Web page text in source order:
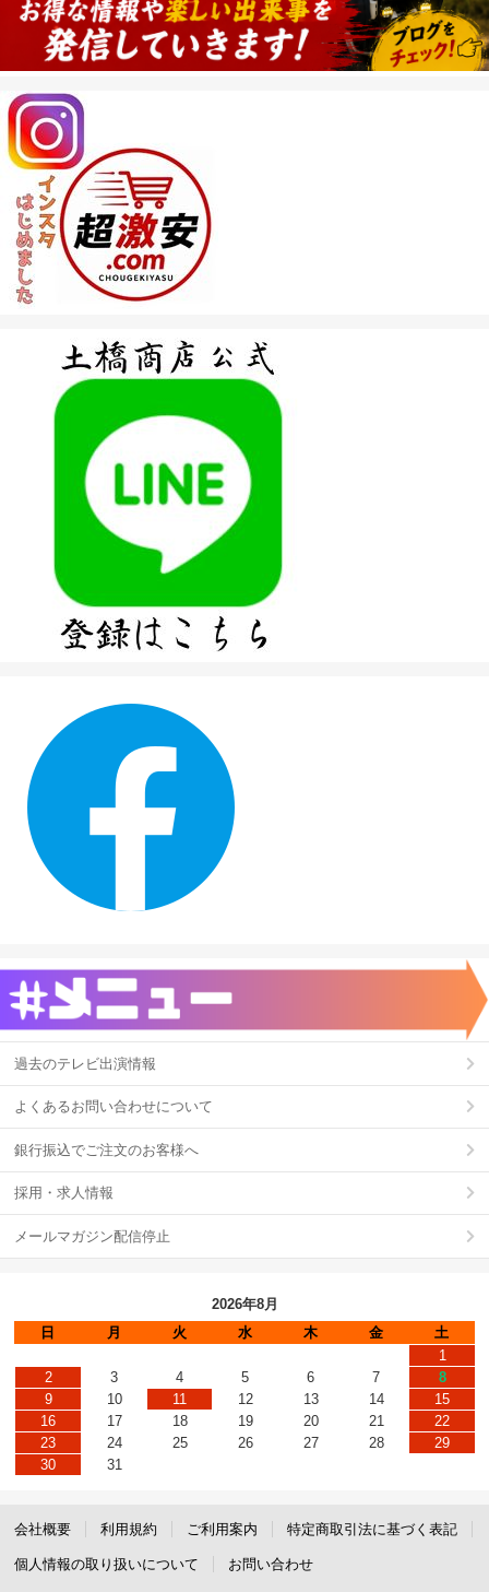
過去のテレビ出演情報
よくあるお問い合わせについて
銀行振込でご注文のお客様へ
採用・求人情報
メールマガジン配信停止
2026年8月
日
月 火 水 木 金
土
1
2
3 4 5 6 7
8
9
10 11 12 13 14
15
16
17 18 19 20 21
22
23
24 25 26 27 28
29
30
31
会社概要 利用規約 ご利用案内 特定商取引法に基づく表記
個人情報の取り扱いについて お問い合わせ